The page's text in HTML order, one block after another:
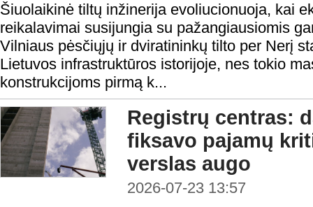
Šiuolaikinė tiltų inžinerija evoliucionuoja, kai
reikalavimai susijungia su pažangiausiomis
Vilniaus pėsčiųjų ir dviratininkų tilto per Nerį
Lietuvos infrastruktūros istorijoje, nes tokio
konstrukcijoms pirmą k...
Registrų centras:
fiksavo pajamų
verslas augo
2026-07-23 13:57